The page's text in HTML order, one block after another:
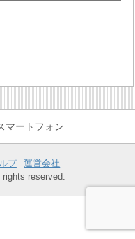
マートフォン
プ
運営会社
reserved.